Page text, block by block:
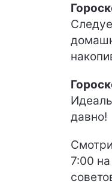
давно!
7:00